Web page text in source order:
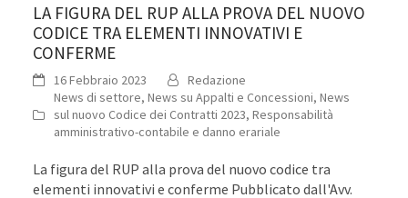
LA FIGURA DEL RUP ALLA PROVA DEL NUOVO
CODICE TRA ELEMENTI INNOVATIVI E
CONFERME
16 Febbraio 2023
Redazione
News di settore, News su Appalti e Concessioni, News
sul nuovo Codice dei Contratti 2023, Responsabilità
amministrativo-contabile e danno erariale
La figura del RUP alla prova del nuovo codice tra
elementi innovativi e conferme Pubblicato dall'Avv.